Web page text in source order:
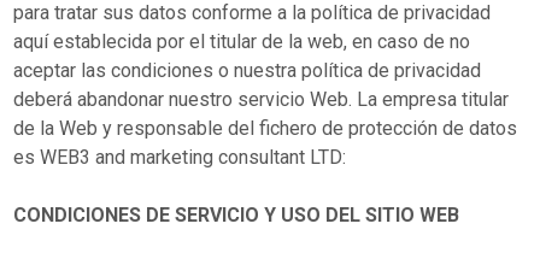
para tratar sus datos conforme a la política de privacidad
aquí establecida por el titular de la web, en caso de no
aceptar las condiciones o nuestra política de privacidad
deberá abandonar nuestro servicio Web. La empresa titular
de la Web y responsable del fichero de protección de datos
es WEB3 and marketing consultant LTD:
CONDICIONES DE SERVICIO Y USO DEL SITIO WEB